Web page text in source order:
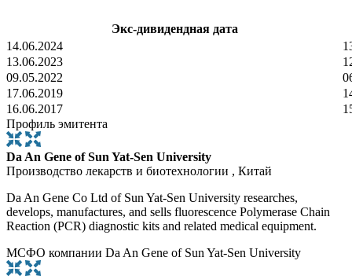
Экс-дивидендная дата
14.06.2024
13.06.2023
09.05.2022
17.06.2019
16.06.2017
Профиль эмитента
Da An Gene of Sun Yat-Sen University
Производство лекарств и биотехнологии , Китай
Da An Gene Co Ltd of Sun Yat-Sen University researches,
develops, manufactures, and sells fluorescence Polymerase Chain
Reaction (PCR) diagnostic kits and related medical equipment.
МСФО компании Da An Gene of Sun Yat-Sen University